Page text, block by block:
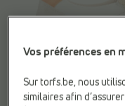
Vos préférences en
Sur torfs.be, nous
similaires afin